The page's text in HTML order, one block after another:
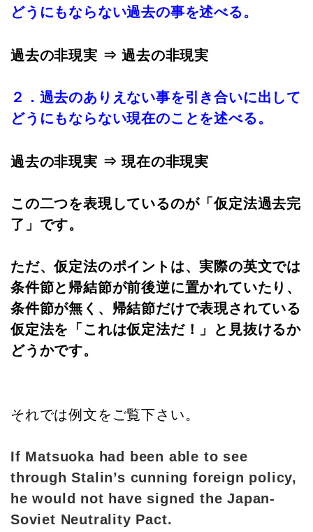
どうにもならない過去の事を述べる。
過去の非現実 ⇒ 過去の非現実
２．過去のありえない事を引き合いに出して
どうにもならない現在のことを述べる。
過去の非現実 ⇒ 現在の非現実
この二つを表現しているのが「仮定法過去完
了」です。
ただ、仮定法のポイントは、実際の英文では
条件節と帰結節が前後逆に置かれていたり、
条件節が無く、帰結節だけで表現されている
仮定法を「これは仮定法だ！」と見抜けるか
どうかです。
それでは例文をご覧下さい。
If Matsuoka had been able to see
through Stalin’s cunning foreign policy,
he would not have signed the Japan-
Soviet Neutrality Pact.